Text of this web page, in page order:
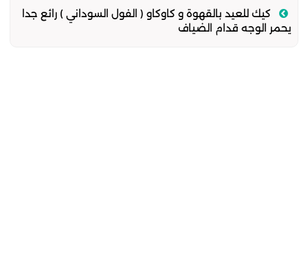
كيك للعيد بالقهوة و كاوكاو ( الفول السوداني ) رائع جدا
يحمر الوجه قدام الضياف